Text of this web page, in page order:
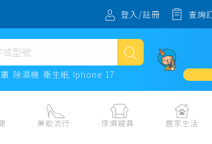
登入/註冊 查詢
除濕機 衛生紙 Iphone 17
美妝流行 傢俱寢具 居家生活